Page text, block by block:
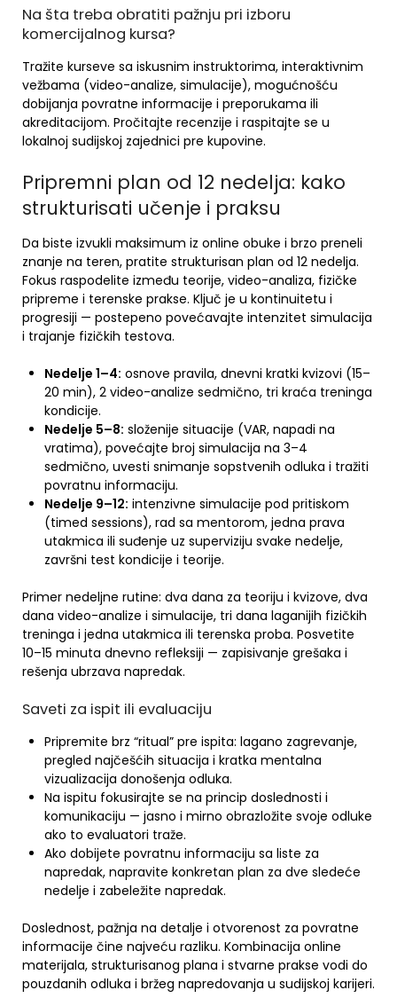
Na šta treba obratiti pažnju pri izboru
komercijalnog kursa?
Tražite kurseve sa iskusnim instruktorima, interaktivnim
vežbama (video-analize, simulacije), mogućnošću
dobijanja povratne informacije i preporukama ili
akreditacijom. Pročitajte recenzije i raspitajte se u
lokalnoj sudijskoj zajednici pre kupovine.
Pripremni plan od 12 nedelja: kako
strukturisati učenje i praksu
Da biste izvukli maksimum iz online obuke i brzo preneli
znanje na teren, pratite strukturisan plan od 12 nedelja.
Fokus raspodelite između teorije, video-analiza, fizičke
pripreme i terenske prakse. Ključ je u kontinuitetu i
progresiji — postepeno povećavajte intenzitet simulacija
i trajanje fizičkih testova.
Nedelje 1–4: osnove pravila, dnevni kratki kvizovi (15–
20 min), 2 video-analize sedmično, tri kraća treninga
kondicije.
Nedelje 5–8: složenije situacije (VAR, napadi na
vratima), povećajte broj simulacija na 3–4
sedmično, uvesti snimanje sopstvenih odluka i tražiti
povratnu informaciju.
Nedelje 9–12: intenzivne simulacije pod pritiskom
(timed sessions), rad sa mentorom, jedna prava
utakmica ili suđenje uz superviziju svake nedelje,
završni test kondicije i teorije.
Primer nedeljne rutine: dva dana za teoriju i kvizove, dva
dana video-analize i simulacije, tri dana laganijih fizičkih
treninga i jedna utakmica ili terenska proba. Posvetite
10–15 minuta dnevno refleksiji — zapisivanje grešaka i
rešenja ubrzava napredak.
Saveti za ispit ili evaluaciju
Pripremite brz “ritual” pre ispita: lagano zagrevanje,
pregled najčešćih situacija i kratka mentalna
vizualizacija donošenja odluka.
Na ispitu fokusirajte se na princip doslednosti i
komunikaciju — jasno i mirno obrazložite svoje odluke
ako to evaluatori traže.
Ako dobijete povratnu informaciju sa liste za
napredak, napravite konkretan plan za dve sledeće
nedelje i zabeležite napredak.
Doslednost, pažnja na detalje i otvorenost za povratne
informacije čine najveću razliku. Kombinacija online
materijala, strukturisanog plana i stvarne prakse vodi do
pouzdanih odluka i bržeg napredovanja u sudijskoj karijeri.